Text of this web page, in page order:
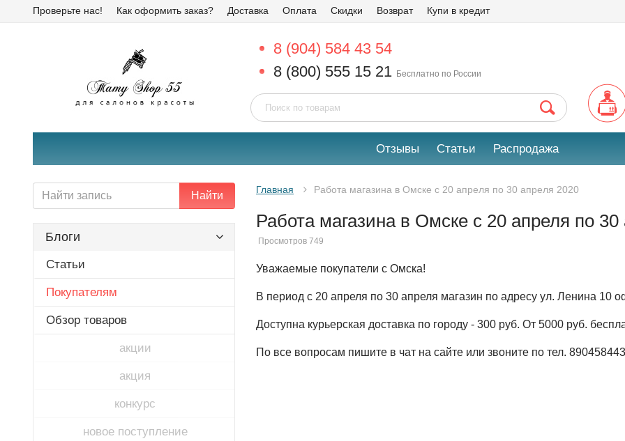
Проверьте нас! Как оформить заказ? Доставка Оплата Скидки Возврат Купи в кредит
8 (904) 584 43 54
8 (800) 555 15 21 Бесплатно по России
Отзывы Статьи Распродажа
Найти
Блоги
Статьи
Покупателям
Обзор товаров
акции
акция
конкурс
новое поступление
Главная Работа магазина в Омске с 20 апреля по 30 апреля 2020
Работа магазина в Омске с 20 апреля по 30
Просмотров 749
Уважаемые покупатели с Омска!
В период с 20 апреля по 30 апреля магазин по адресу ул. Ленина 10
Доступна курьерская доставка по городу - 300 руб. От 5000 руб.
По все вопросам пишите в чат на сайте или звоните по тел.